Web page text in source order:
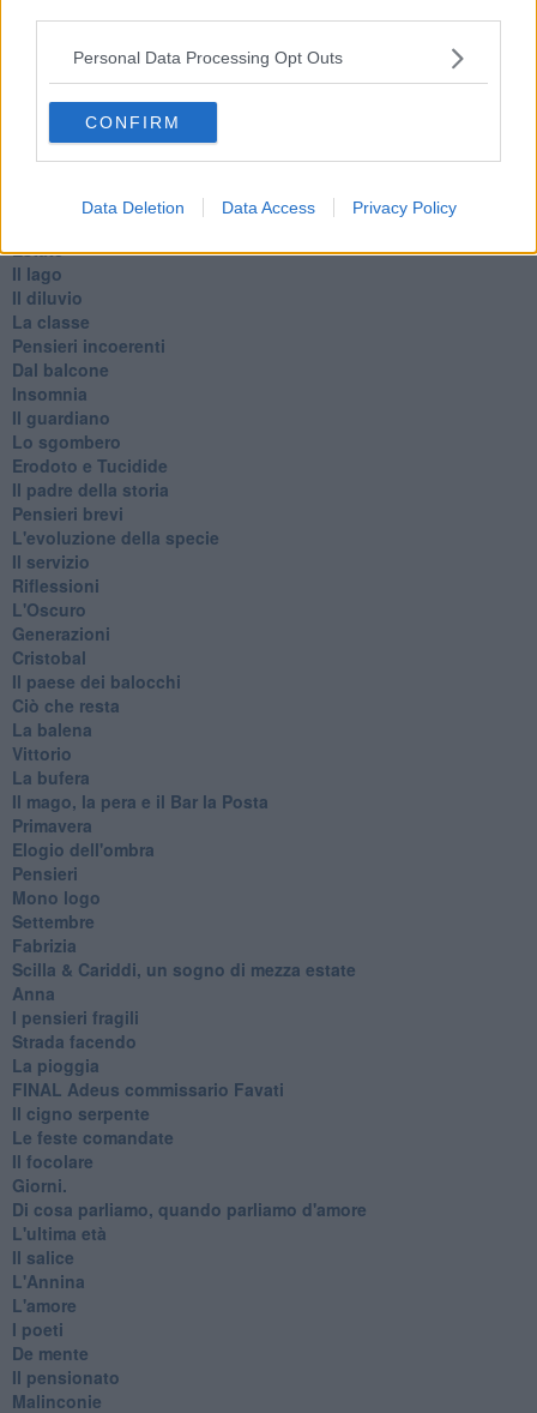
Personal Data Processing Opt Outs
CONFIRM
Data Deletion Data Access Privacy Policy
Passanti
Continuando, la nonna e il carretto
Metaverso smart
Confessioni autoreferenziali
Estate
Il lago
Il diluvio
La classe
Pensieri incoerenti
Dal balcone
Insomnia
Il guardiano
Lo sgombero
Erodoto e Tucidide
Il padre della storia
Pensieri brevi
L'evoluzione della specie
Il servizio
Riflessioni
L'Oscuro
Generazioni
Cristobal
Il paese dei balocchi
Ciò che resta
La balena
Vittorio
La bufera
Il mago, la pera e il Bar la Posta
Primavera
Elogio dell'ombra
Pensieri
Mono logo
Settembre
Fabrizia
​Scilla & Cariddi, un sogno di mezza estate
Anna
I pensieri fragili
Strada facendo
La pioggia
FINAL Adeus commissario Favati
Il cigno serpente
Le feste comandate
Il focolare
Giorni.
Di cosa parliamo, quando parliamo d'amore
L'ultima età
Il salice
L'Annina
L'amore
I poeti
De mente
Il pensionato
Malinconie